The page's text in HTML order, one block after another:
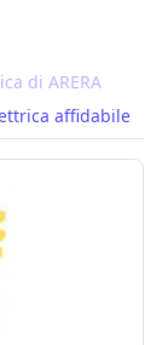
di ARERA
affidabile